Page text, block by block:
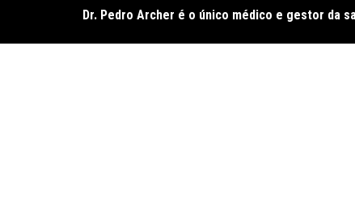
o
O sucesso começa quando ninguém está vendo